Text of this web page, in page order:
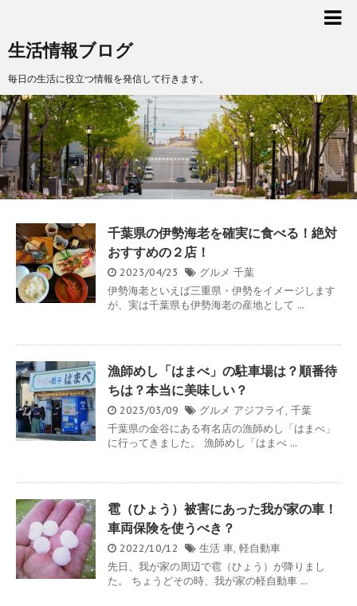
生活情報ブログ
毎日の生活に役立つ情報を発信して行きます。
千葉県の伊勢海老を確実に食べる！絶対
おすすめの２店！
2023/04/23 グルメ 千葉
伊勢海老といえば三重県・伊勢をイメージします
が、実は千葉県も伊勢海老の産地として ...
漁師めし「はまべ」の駐車場は？順番待
ちは？本当に美味しい？
2023/03/09 グルメ アジフライ, 千葉
千葉県の金谷にある有名店の漁師めし「はまべ」
に行ってきました。 漁師めし「はまべ ...
雹（ひょう）被害にあった我が家の車！
車両保険を使うべき？
2022/10/12 生活 車, 軽自動車
先日、我が家の周辺で雹（ひょう）が降りまし
た。 ちょうどその時、我が家の軽自動車 ...